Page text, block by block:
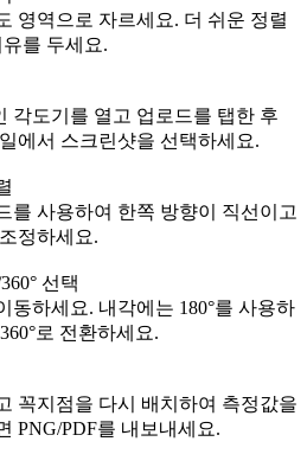
영역으로 자르세요. 더 쉬운 정렬
를 두세요.
각도기를 열고 업로드를 탭한 후
에서 스크린샷을 선택하세요.
를 사용하여 한쪽 방향이 직선이고
정하세요.
선택
동하세요. 내각에는 180°를 사용하
로 전환하세요.
꼭지점을 다시 배치하여 측정값을
PNG/PDF를 내보내세요.